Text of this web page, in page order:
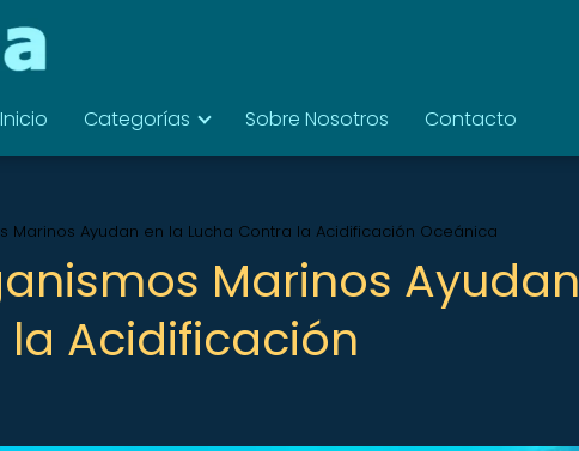
Inicio Categorías Sobre Nosotros Contacto
Marinos Ayudan en la Lucha Contra la Acidificación Oceánica
Marinos Ayudan
Acidificación